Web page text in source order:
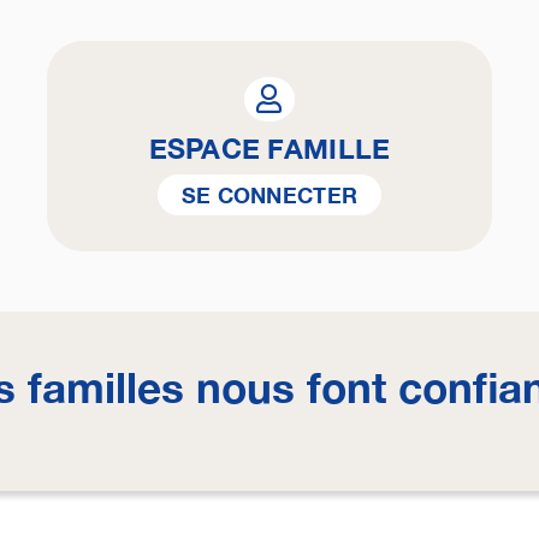
ESPACE FAMILLE
SE CONNECTER
familles nous font